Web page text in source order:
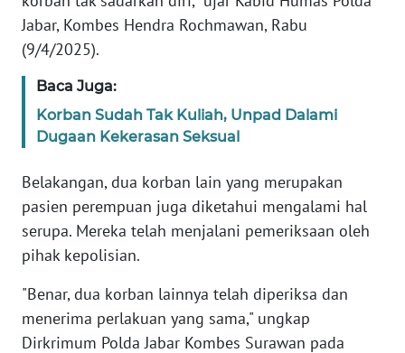
Jabar, Kombes Hendra Rochmawan, Rabu
(9/4/2025).
Baca Juga:
Korban Sudah Tak Kuliah, Unpad Dalami
Dugaan Kekerasan Seksual
Belakangan, dua korban lain yang merupakan
pasien perempuan juga diketahui mengalami hal
serupa. Mereka telah menjalani pemeriksaan oleh
pihak kepolisian.
"Benar, dua korban lainnya telah diperiksa dan
menerima perlakuan yang sama," ungkap
Dirkrimum Polda Jabar Kombes Surawan pada
BANTEN
NTT
WN
WN
PAPUA